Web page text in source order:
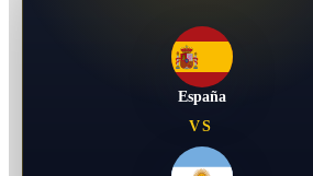
España
VS